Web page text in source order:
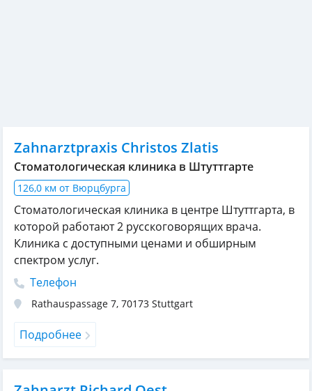
Zahnarztpraxis Christos Zlatis
Стоматологическая клиника в Штуттгарте
126,0 км от Вюрцбурга
Стоматологическая клиника в центре Штуттгарта, в
которой работают 2 русскоговорящих врача.
Клиника с доступными ценами и обширным
спектром услуг.
Телефон
Rathauspassage 7, 70173 Stuttgart
Подробнее